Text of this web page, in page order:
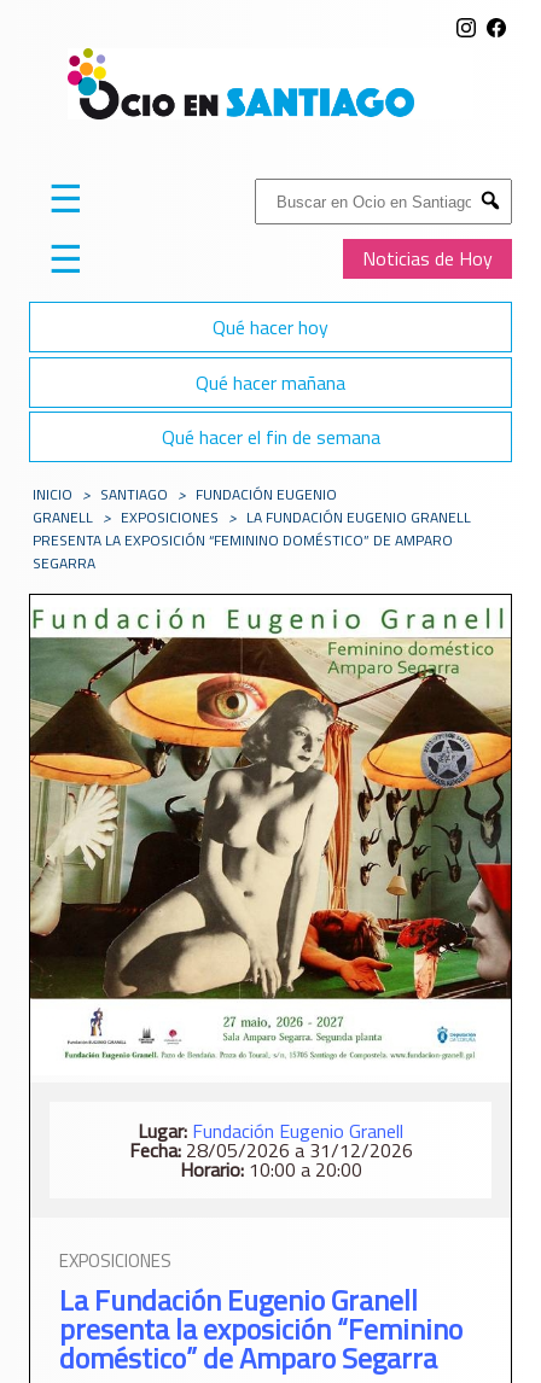
Buscar:
Submit
Noticias de Hoy
☰
☰
Qué hacer hoy
Qué hacer mañana
Qué hacer el fin de semana
INICIO > SANTIAGO > FUNDACIÓN EUGENIO
GRANELL > EXPOSICIONES > LA FUNDACIÓN EUGENIO GRANELL
PRESENTA LA EXPOSICIÓN “FEMININO DOMÉSTICO” DE AMPARO
SEGARRA
Lugar: Fundación Eugenio Granell
Fecha:28/05/2026 a 31/12/2026
Horario:10:00 a 20:00
EXPOSICIONES
La Fundación Eugenio Granell
presenta la exposición “Feminino
doméstico” de Amparo Segarra